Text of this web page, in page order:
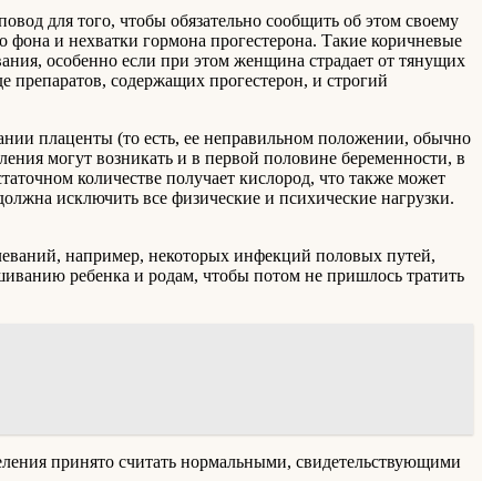
для того, чтобы обязательно сообщить об этом своему
и нехватки гормона прогестерона. Такие коричневые
особенно если при этом женщина страдает от тянущих
препаратов, содержащих прогестерон, и строгий
плаценты (то есть, ее неправильном положении, обычно
могут возникать и в первой половине беременности, в
количестве получает кислород, что также может
исключить все физические и психические нагрузки.
например, некоторых инфекций половых путей,
ребенка и родам, чтобы потом не пришлось тратить
принято считать нормальными, свидетельствующими